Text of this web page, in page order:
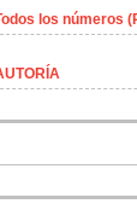
los números
06/10/2020